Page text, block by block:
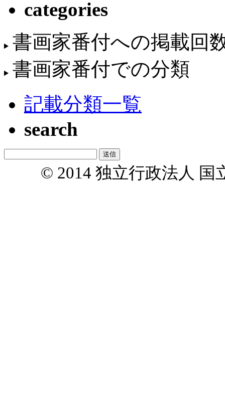
categories
書画家番付への掲載回
書画家番付での分類
記載分類一覧
search
© 2014 独立行政法人 国